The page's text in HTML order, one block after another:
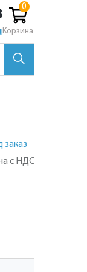
Корзина
заказ
с НДС